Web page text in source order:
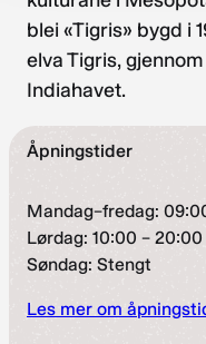
blei «Tigris» bygd i
elva Tigris,
Indiahavet.
Åpningstider
Mandag–fredag:
Lørdag: 10:00 – 20:00
Søndag: Stengt
Les mer om